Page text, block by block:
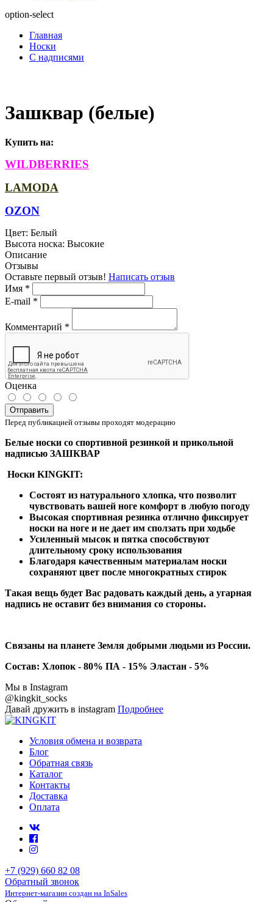
option-select
Главная
Носки
С надписями
Зашквар (белые)
Купить на:
WILDBERRIES
LAMODA
OZON
Цвет: Белый
Высота носка: Высокие
Описание
Отзывы
Оставьте первый отзыв! Написать отзыв
Имя *
E-mail *
Комментарий *
Оценка
Отправить
Перед публикацией отзывы проходят модерацию
Белые носки со спортивной резинкой и прикольной
надписью ЗАШКВАР
Носки KINGKIT:
Состоят из натурального хлопка, что позволит
чувствовать вашей ноге комфорт в любую погоду
Высокая спортивная резинка отлично фиксирует
носки на ноге и не дает им сползать при ходьбе
Усиленный мысок и пятка способствуют
длительному сроку использования
Благодаря качественным материалам носки
сохраняют цвет после многократных стирок
Такая вещь будет Вас радовать каждый день, а угарная
надпись не оставит без внимания со стороны.
Связаны на планете Земля добрыми людьми из России.
Состав: Хлопок - 80% ПА - 15% Эластан - 5%
Мы в Instagram
@kingkit_socks
Давай дружить в instagram Подробнее
Условия обмена и возврата
Блог
Обратная связь
Каталог
Контакты
Доставка
Оплата
+7 (929) 660 82 08
Обратный звонок
Интернет-магазин создан на InSales